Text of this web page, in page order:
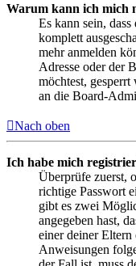
Warum kann ich mich
Es kann sein,
komplett
mehr anmelden
Adresse oder der
möchtest,
an die Board-
Nach oben
Ich habe mich
Überprüfe zuerst,
richtige Passwort
gibt es zwei
angegeben hast,
einer deiner Eltern
Anweisungen